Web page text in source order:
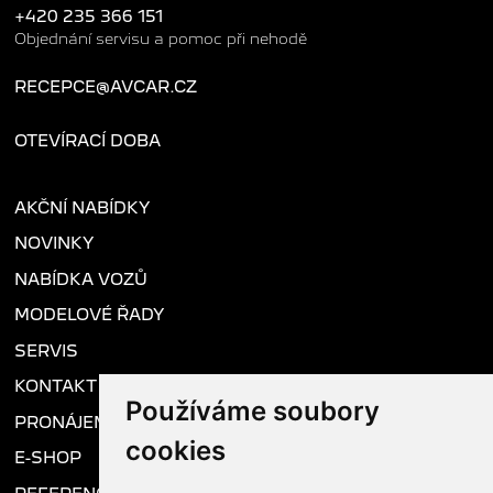
Používáme soubory
cookies
+420 235 366 151
Objednání servisu a pomoc při nehodě
RECEPCE@AVCAR.CZ
OTEVÍRACÍ DOBA
AKČNÍ NABÍDKY
NOVINKY
NABÍDKA VOZŮ
MODELOVÉ ŘADY
SERVIS
KONTAKT
PRONÁJEM VOZU
E-SHOP